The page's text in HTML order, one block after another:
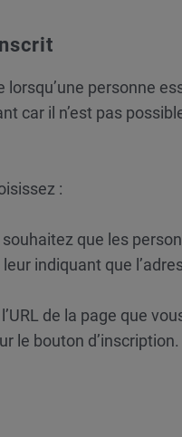
personne
car il n’est pas
:
souhaitez que les
indiquant que
de la page que
le bouton d’inscription.